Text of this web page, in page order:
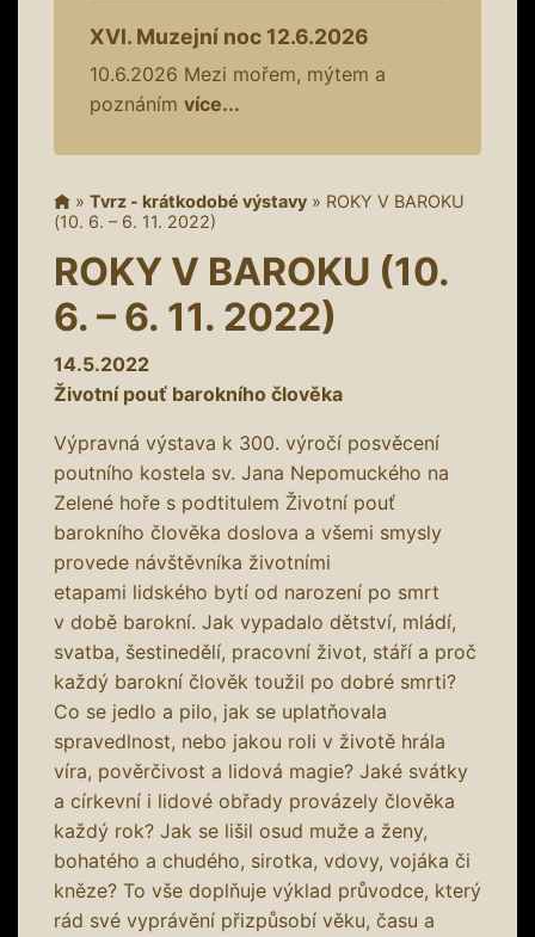
XVI. Muzejní noc 12.6.2026
10.6.2026 Mezi mořem, mýtem a
poznáním více...
» Tvrz - krátkodobé výstavy » ROKY V BAROKU
(10. 6. – 6. 11. 2022)
ROKY V BAROKU (10.
6. – 6. 11. 2022)
14.5.2022
Životní pouť barokního člověka
Výpravná výstava k 300. výročí posvěcení
poutního kostela sv. Jana Nepomuckého na
Zelené hoře s podtitulem Životní pouť
barokního člověka doslova a všemi smysly
provede návštěvníka životními
etapami lidského bytí od narození po smrt
v době barokní. Jak vypadalo dětství, mládí,
svatba, šestinedělí, pracovní život, stáří a proč
každý barokní člověk toužil po dobré smrti?
Co se jedlo a pilo, jak se uplatňovala
spravedlnost, nebo jakou roli v životě hrála
víra, pověrčivost a lidová magie? Jaké svátky
a církevní i lidové obřady provázely člověka
každý rok? Jak se lišil osud muže a ženy,
bohatého a chudého, sirotka, vdovy, vojáka či
kněze? To vše doplňuje výklad průvodce, který
rád své vyprávění přizpůsobí věku, času a